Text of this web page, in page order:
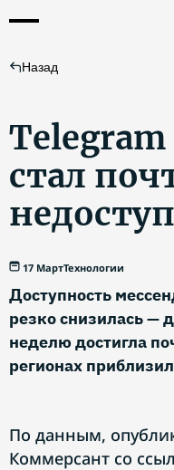
Назад
стал
17 МартТехнологии
Доступность
резко снизилась —
неделю достигла
регионах
По данным,
Коммерсант со